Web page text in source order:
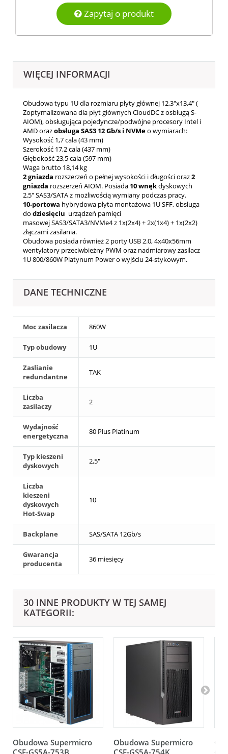
Zapytaj o produkt
WIĘCEJ INFORMACJI
Obudowa typu 1U dla rozmiaru płyty głównej 12,3"x13,4" (
Zoptymalizowana dla płyt głównych CloudDC z osbługą S-
AIOM), obsługująca pojedyncze/podwójne procesory Intel i
AMD orazobsługa SAS3 12 Gb/s i NVMeo wymiarach:
Wysokość 1,7 cala (43 mm)
Szerokość 17,2 cala (437 mm)
Głębokość 23,5 cala (597 mm)
Waga brutto 18,14 kg
2 gniazda rozszerzeń o pełnej wysokości i długości oraz2
gniazda rozszerzeń AIOM. Posiada 10 wnękdyskowych
2,5" SAS3/SATA z możliwością wymiany podczas pracy.
10-portowa hybrydowa płyta montażowa 1U SFF, obsługa
do dziesięciu urządzeń pamięci
masowej SAS3/SATA3/NVMe4 z 1x(2x4) + 2x(1x4) + 1x(2x2)
złączami zasilania.
Obudowa posiada również 2 porty USB 2.0, 4x40x56mm
wentylatory przeciwbieżny PWM oraz nadmiarowy zasilacz
1U 800/860W Platynum Power o wyjściu 24-stykowym.
DANE TECHNICZNE
Moc zasilacza 860W
Typ obudowy 1U
Zaslianie
redundantne
TAK
Liczba
zasilaczy
2
Wydajność
energetyczna
80 Plus Platinum
Typ kieszeni
dyskowych
2,5"
Liczba
kieszeni
dyskowych
Hot-Swap
10
Backplane SAS/SATA 12Gb/s
Gwarancja
producenta
36 miesięcy
30 INNE PRODUKTY W TEJ SAMEJ
KATEGORII:
Obudowa Supermicro
Obudowa Supermicro